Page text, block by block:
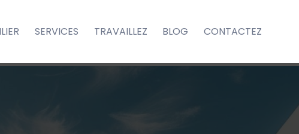
SERVICES TRAVAILLEZ BLOG CONTACTEZ